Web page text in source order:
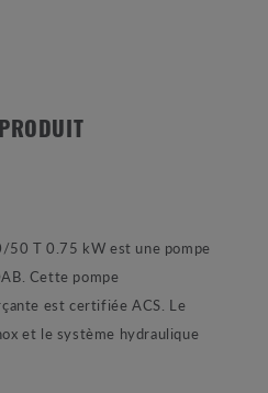
T 0.75 kW est une pompe
Cette pompe
est certifiée ACS. Le
et le système hydraulique